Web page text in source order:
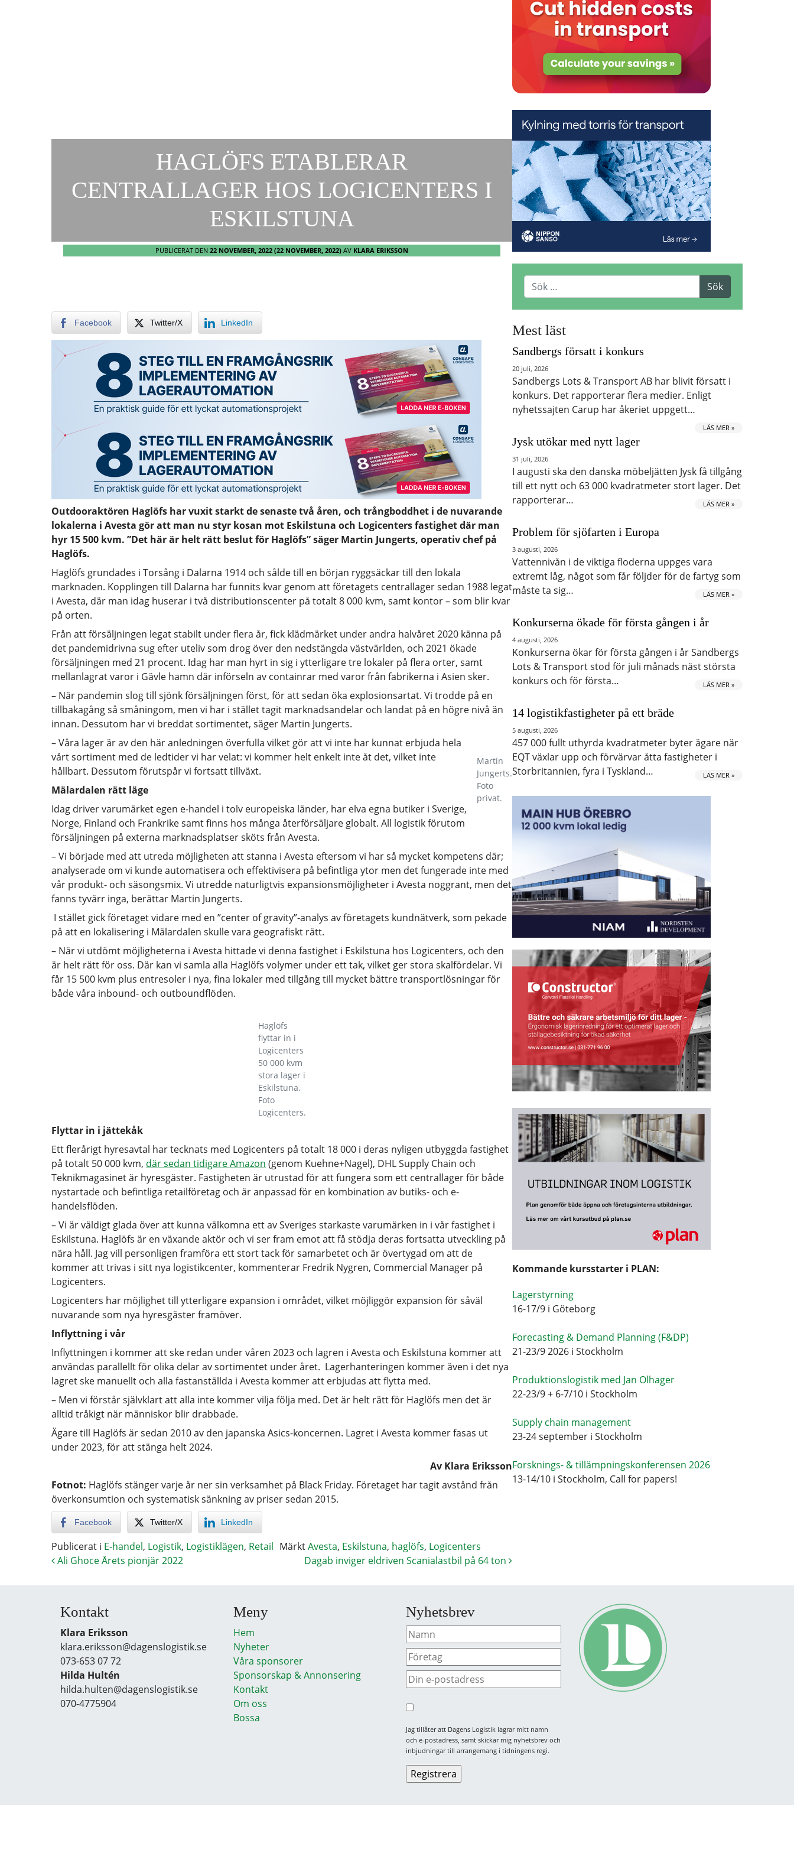
HAGLÖFS ETABLERAR
CENTRALLAGER HOS LOGICENTERS I
ESKILSTUNA
PUBLICERAT DEN 22 NOVEMBER, 2022 (22 NOVEMBER, 2022) AV KLARA ERIKSSON
Facebook Twitter/X LinkedIn
Outdooraktören Haglöfs har vuxit starkt de senaste två åren, och trångboddhet i de nuvarande
lokalerna i Avesta gör att man nu styr kosan mot Eskilstuna och Logicenters fastighet där man
hyr 15 500 kvm. ”Det här är helt rätt beslut för Haglöfs” säger Martin Jungerts, operativ chef på
Haglöfs.
Haglöfs grundades i Torsång i Dalarna 1914 och sålde till en början ryggsäckar till den lokala
marknaden. Kopplingen till Dalarna har funnits kvar genom att företagets centrallager sedan 1988 legat
i Avesta, där man idag huserar i två distributionscenter på totalt 8 000 kvm, samt kontor – som blir kvar
på orten.
Från att försäljningen legat stabilt under flera år, fick klädmärket under andra halvåret 2020 känna på
det pandemidrivna sug efter uteliv som drog över den nedstängda västvärlden, och 2021 ökade
försäljningen med 21 procent. Idag har man hyrt in sig i ytterligare tre lokaler på flera orter, samt
mellanlagrat varor i Gävle hamn där införseln av containrar med varor från fabrikerna i Asien sker.
– När pandemin slog till sjönk försäljningen först, för att sedan öka explosionsartat. Vi trodde på en
tillbakagång så småningom, men vi har i stället tagit marknadsandelar och landat på en högre nivå än
innan. Dessutom har vi breddat sortimentet, säger Martin Jungerts.
Martin
Jungerts.
Foto
privat.
– Våra lager är av den här anledningen överfulla vilket gör att vi inte har kunnat erbjuda hela
vårt sortiment med de ledtider vi har velat: vi kommer helt enkelt inte åt det, vilket inte
hållbart. Dessutom förutspår vi fortsatt tillväxt.
Mälardalen rätt läge
Idag driver varumärket egen e-handel i tolv europeiska länder, har elva egna butiker i Sverige,
Norge, Finland och Frankrike samt finns hos många återförsäljare globalt. All logistik förutom
försäljningen på externa marknadsplatser sköts från Avesta.
– Vi började med att utreda möjligheten att stanna i Avesta eftersom vi har så mycket kompetens där;
analyserade om vi kunde automatisera och effektivisera på befintliga ytor men det fungerade inte med
vår produkt- och säsongsmix. Vi utredde naturligtvis expansionsmöjligheter i Avesta noggrant, men det
fanns tyvärr inga, berättar Martin Jungerts.
I stället gick företaget vidare med en ”center of gravity”-analys av företagets kundnätverk, som pekade
på att en lokalisering i Mälardalen skulle vara geografiskt rätt.
– När vi utdömt möjligheterna i Avesta hittade vi denna fastighet i Eskilstuna hos Logicenters, och den
är helt rätt för oss. Där kan vi samla alla Haglöfs volymer under ett tak, vilket ger stora skalfördelar. Vi
får 15 500 kvm plus entresoler i nya, fina lokaler med tillgång till mycket bättre transportlösningar för
både våra inbound- och outboundflöden.
Haglöfs
flyttar in i
Logicenters
50 000 kvm
stora lager i
Eskilstuna.
Foto
Logicenters.
Flyttar in i jättekåk
Ett flerårigt hyresavtal har tecknats med Logicenters på totalt 18 000 i deras nyligen utbyggda fastighet
på totalt 50 000 kvm, där sedan tidigare Amazon (genom Kuehne+Nagel), DHL Supply Chain och
Teknikmagasinet är hyresgäster. Fastigheten är utrustad för att fungera som ett centrallager för både
nystartade och befintliga retailföretag och är anpassad för en kombination av butiks- och e-
handelsflöden.
– Vi är väldigt glada över att kunna välkomna ett av Sveriges starkaste varumärken in i vår fastighet i
Eskilstuna. Haglöfs är en växande aktör och vi ser fram emot att få stödja deras fortsatta utveckling på
nära håll. Jag vill personligen framföra ett stort tack för samarbetet och är övertygad om att de
kommer att trivas i sitt nya logistikcenter, kommenterar Fredrik Nygren, Commercial Manager på
Logicenters.
Logicenters har möjlighet till ytterligare expansion i området, vilket möjliggör expansion för såväl
nuvarande som nya hyresgäster framöver.
Inflyttning i vår
Inflyttningen i kommer att ske redan under våren 2023 och lagren i Avesta och Eskilstuna kommer att
användas parallellt för olika delar av sortimentet under året. Lagerhanteringen kommer även i det nya
lagret ske manuellt och alla fastanställda i Avesta kommer att erbjudas att flytta med.
– Men vi förstår självklart att alla inte kommer vilja följa med. Det är helt rätt för Haglöfs men det är
alltid tråkigt när människor blir drabbade.
Ägare till Haglöfs är sedan 2010 av den japanska Asics-koncernen. Lagret i Avesta kommer fasas ut
under 2023, för att stänga helt 2024.
Av Klara Eriksson
Fotnot: Haglöfs stänger varje år ner sin verksamhet på Black Friday. Företaget har tagit avstånd från
överkonsumtion och systematisk sänkning av priser sedan 2015.
Facebook Twitter/X LinkedIn
Publicerat i E-handel, Logistik, Logistiklägen, Retail MärktAvesta, Eskilstuna, haglöfs, Logicenters
Ali Ghoce Årets pionjär 2022
Dagab inviger eldriven Scanialastbil på 64 ton
Mest läst
Sandbergs försatt i konkurs
20 juli, 2026
Sandbergs Lots & Transport AB har blivit försatt i
konkurs. Det rapporterar flera medier. Enligt
nyhetssajten Carup har åkeriet uppgett…
LÄS MER »
Jysk utökar med nytt lager
31 juli, 2026
I augusti ska den danska möbeljätten Jysk få tillgång
till ett nytt och 63 000 kvadratmeter stort lager. Det
rapporterar…
LÄS MER »
Problem för sjöfarten i Europa
3 augusti, 2026
Vattennivån i de viktiga floderna uppges vara
extremt låg, något som får följder för de fartyg som
måste ta sig…
LÄS MER »
Konkurserna ökade för första gången i år
4 augusti, 2026
Konkurserna ökar för första gången i år Sandbergs
Lots & Transport stod för juli månads näst största
konkurs och för första…
LÄS MER »
14 logistikfastigheter på ett bräde
5 augusti, 2026
457 000 fullt uthyrda kvadratmeter byter ägare när
EQT växlar upp och förvärvar åtta fastigheter i
Storbritannien, fyra i Tyskland…
LÄS MER »
Kommande kursstarter i PLAN:
Lagerstyrning
16-17/9 i Göteborg
Forecasting & Demand Planning (F&DP)
21-23/9 2026 i Stockholm
Produktionslogistik med Jan Olhager
22-23/9 + 6-7/10 i Stockholm
Supply chain management
23-24 september i Stockholm
Forsknings- & tillämpningskonferensen 2026
13-14/10 i Stockholm, Call for papers!
Kontakt
Klara Eriksson
klara.eriksson@dagenslogistik.se
073-653 07 72
Hilda Hultén
hilda.hulten@dagenslogistik.se
070-4775904
Meny
Hem
Nyheter
Våra sponsorer
Sponsorskap & Annonsering
Kontakt
Om oss
Bossa
Nyhetsbrev
Jag tillåter att Dagens Logistik lagrar mitt namn
och e-postadress, samt skickar mig nyhetsbrev och
inbjudningar till arrangemang i tidningens regi.